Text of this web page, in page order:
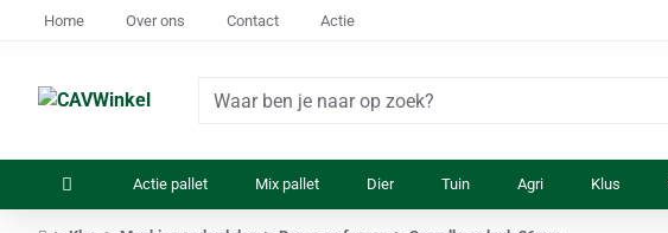
Home Over ons Contact Actie
Waar
op
Actie pallet Mix pallet Dier Tuin Agri Klus